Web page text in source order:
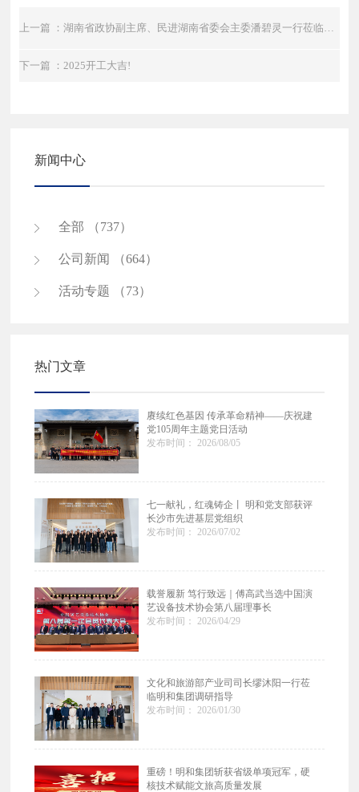
下一篇 ：2025开工大吉!
新闻中心
全部 （737）
公司新闻 （664）
活动专题 （73）
热门文章
赓续红色基因 传承革命精神——庆祝建
党105周年主题党日活动
发布时间： 2026/08/05
七一献礼，红魂铸企丨 明和党支部获评
长沙市先进基层党组织
发布时间： 2026/07/02
载誉履新 笃行致远｜傅高武当选中国演
艺设备技术协会第八届理事长
发布时间： 2026/04/29
文化和旅游部产业司司长缪沐阳一行莅
临明和集团调研指导
发布时间： 2026/01/30
重磅！明和集团斩获省级单项冠军，硬
核技术赋能文旅高质量发展